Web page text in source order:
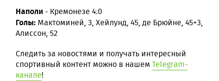
Наполи - Кремонезе 4:0
Голы: Мактоминей, 3, Хейлунд, 45, де Брюйне, 45+3,
Алиссон, 52
Следить за новостями и получать интересный
спортивный контент можно в нашем Telegram-
канале!